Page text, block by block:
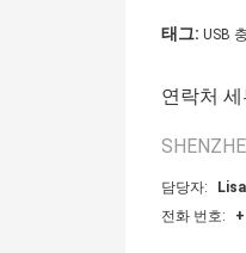
태그: USB
연락처
담당자:
Lisa
전화 번호: